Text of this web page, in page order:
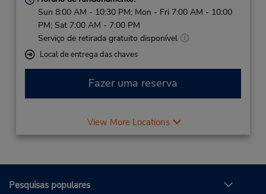
Sun 8:00 AM - 10:30 PM; Mon - Fri 7:00 AM - 10:00
PM; Sat 7:00 AM - 7:00 PM
Serviço de retirada gratuito disponível
Local de entrega das chaves
Fazer uma reserva
View More Locations
Pesquisas populares